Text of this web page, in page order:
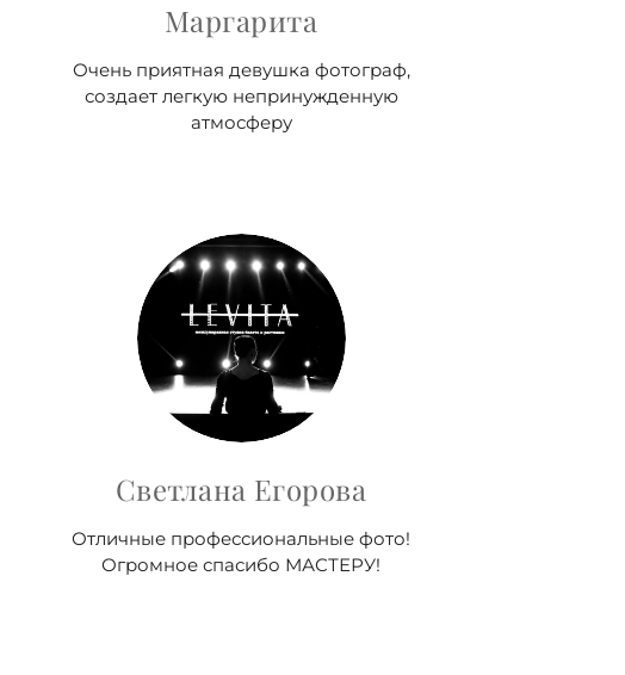
Маргарита
Очень приятная девушка фотограф,
создает легкую непринужденную
атмосферу
Светлана Егорова
Отличные профессиональные фото!
Огромное спасибо МАСТЕРУ!